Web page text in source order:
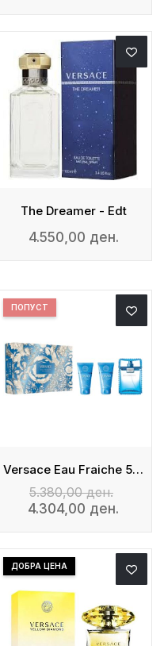
The Dreamer - Edt
4.550,00 ден.
Versace Eau Fraiche 50ml + After Shave + Shower Gel
ПОПУСТ
5.380,00 ден.
4.304,00 ден.
ДОБРА ЦЕНА